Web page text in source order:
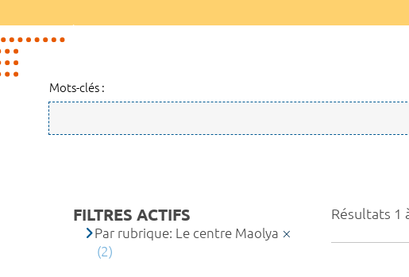
Mots-clés :
Résultats 1
FILTRES ACTIFS
Par rubrique: Le centre Maolya
(2)